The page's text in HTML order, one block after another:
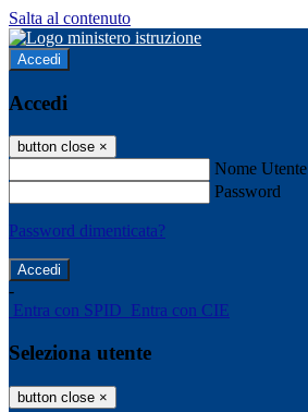
Salta al contenuto
Accedi
Accedi
button close ×
Nome Utente
Password
Password dimenticata?
-
Entra con SPID Entra con CIE
Seleziona utente
button close ×